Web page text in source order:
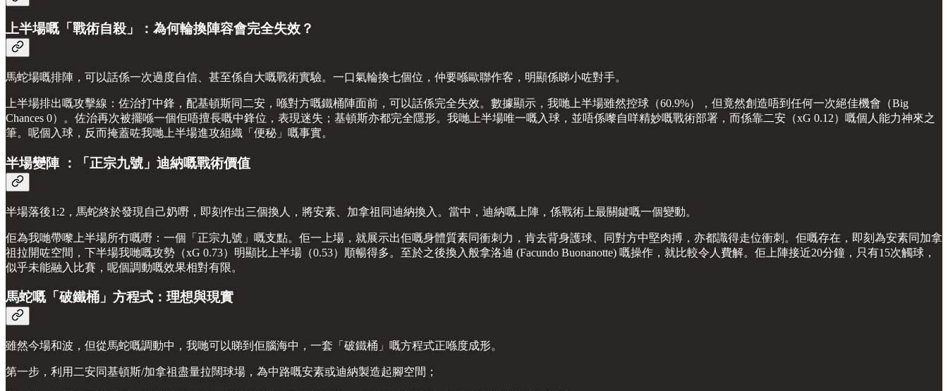
上半場嘅「戰術自殺」：為何輪換陣容會完全失效？
馬蛇場嘅排陣，可以話係一次過度自信、甚至係自大嘅戰術實驗。一口氣輪換七個位，仲要喺歐聯作客，明顯係睇小咗對手。
上半場排出嘅攻擊線：佐治打中鋒，配基頓斯同二安，喺對方嘅鐵桶陣面前，可以話係完全失效。數據顯示，我哋上半場雖然控球（60.9%），但竟然創造唔到任何一次絕佳機會（Big
Chances 0）。佐治再次被擺喺一個佢唔擅長嘅中鋒位，表現迷失；基頓斯亦都完全隱形。我哋上半場唯一嘅入球，並唔係嚟自咩精妙嘅戰術部署，而係靠二安（xG 0.12）嘅個人能力神來之
筆。呢個入球，反而掩蓋咗我哋上半場進攻組織「便秘」嘅事實。
半場變陣 ：「正宗九號」迪納嘅戰術價值
半場落後1:2，馬蛇終於發現自己奶嘢，即刻作出三個換人，將安素、加拿祖同迪納換入。當中，迪納嘅上陣，係戰術上最關鍵嘅一個變動。
佢為我哋帶嚟上半場所冇嘅嘢：一個「正宗九號」嘅支點。佢一上場，就展示出佢嘅身體質素同衝刺力，肯去背身護球、同對方中堅肉搏，亦都識得走位衝刺。佢嘅存在，即刻為安素同加拿
祖拉開咗空間，下半場我哋嘅攻勢（xG 0.73）明顯比上半場（0.53）順暢得多。至於之後換入般拿洛迪 (Facundo Buonanotte) 嘅操作，就比較令人費解。佢上陣接近20分鐘，只有15次觸球，
似乎未能融入比賽，呢個調動嘅效果相對有限。
馬蛇嘅「破鐵桶」方程式：理想與現實
雖然今場和波，但從馬蛇嘅調動中，我哋可以睇到佢腦海中，一套「破鐵桶」嘅方程式正喺度成形。
第一步，利用二安同基頓斯/加拿祖盡量拉闊球場，為中路嘅安素或迪納製造起腳空間；